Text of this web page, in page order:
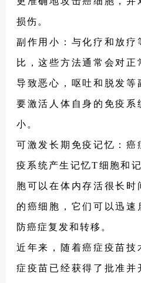
损伤。
副作用小：与化疗和放疗
比，这些方法通常会对正
导致恶心，呕吐和脱发等
要激活人体自身的免疫系
小。
可激发长期免疫记忆：癌
疫系统产生记忆T细胞和
胞可以在体内存活很长时
的癌细胞，它们可以迅速
防癌症复发和转移。
近年来，随着癌症疫苗技
症疫苗已经获得了批准并